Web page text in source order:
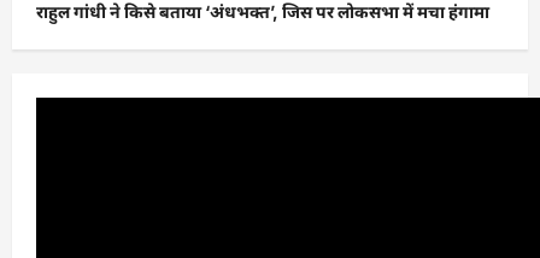
राहुल गांधी ने किसे बताया ‘अंधभक्त’, जिस पर लोकसभा में मचा हंगामा